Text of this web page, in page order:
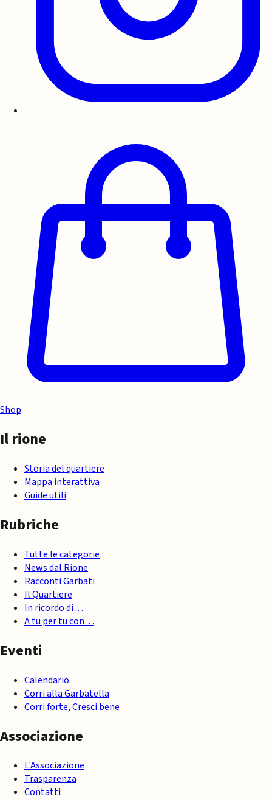
Shop
Il rione
Storia del quartiere
Mappa interattiva
Guide utili
Rubriche
Tutte le categorie
News dal Rione
Racconti Garbati
Il Quartiere
In ricordo di…
A tu per tu con…
Eventi
Calendario
Corri alla Garbatella
Corri forte, Cresci bene
Associazione
L'Associazione
Trasparenza
Contatti